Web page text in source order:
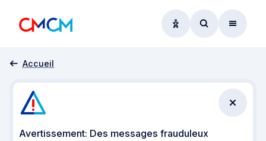
OptionsAccéder au
Menu
Accueil
À propos
Avertissement: Des messages frauduleux